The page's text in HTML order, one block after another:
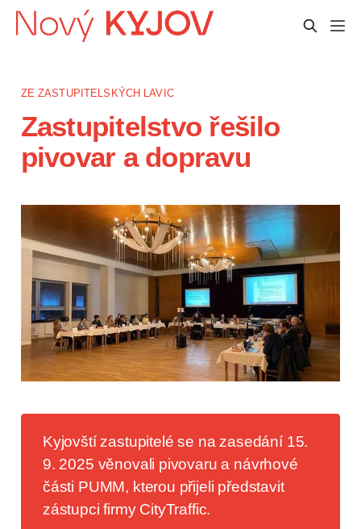
ZE ZASTUPITELSKÝCH LAVIC
Zastupitelstvo řešilo
pivovar a dopravu
Kyjovští zastupitelé se na zasedání 15.
9. 2025 věnovali pivovaru a návrhové
části PUMM, kterou přijeli představit
zástupci firmy CityTraffic.